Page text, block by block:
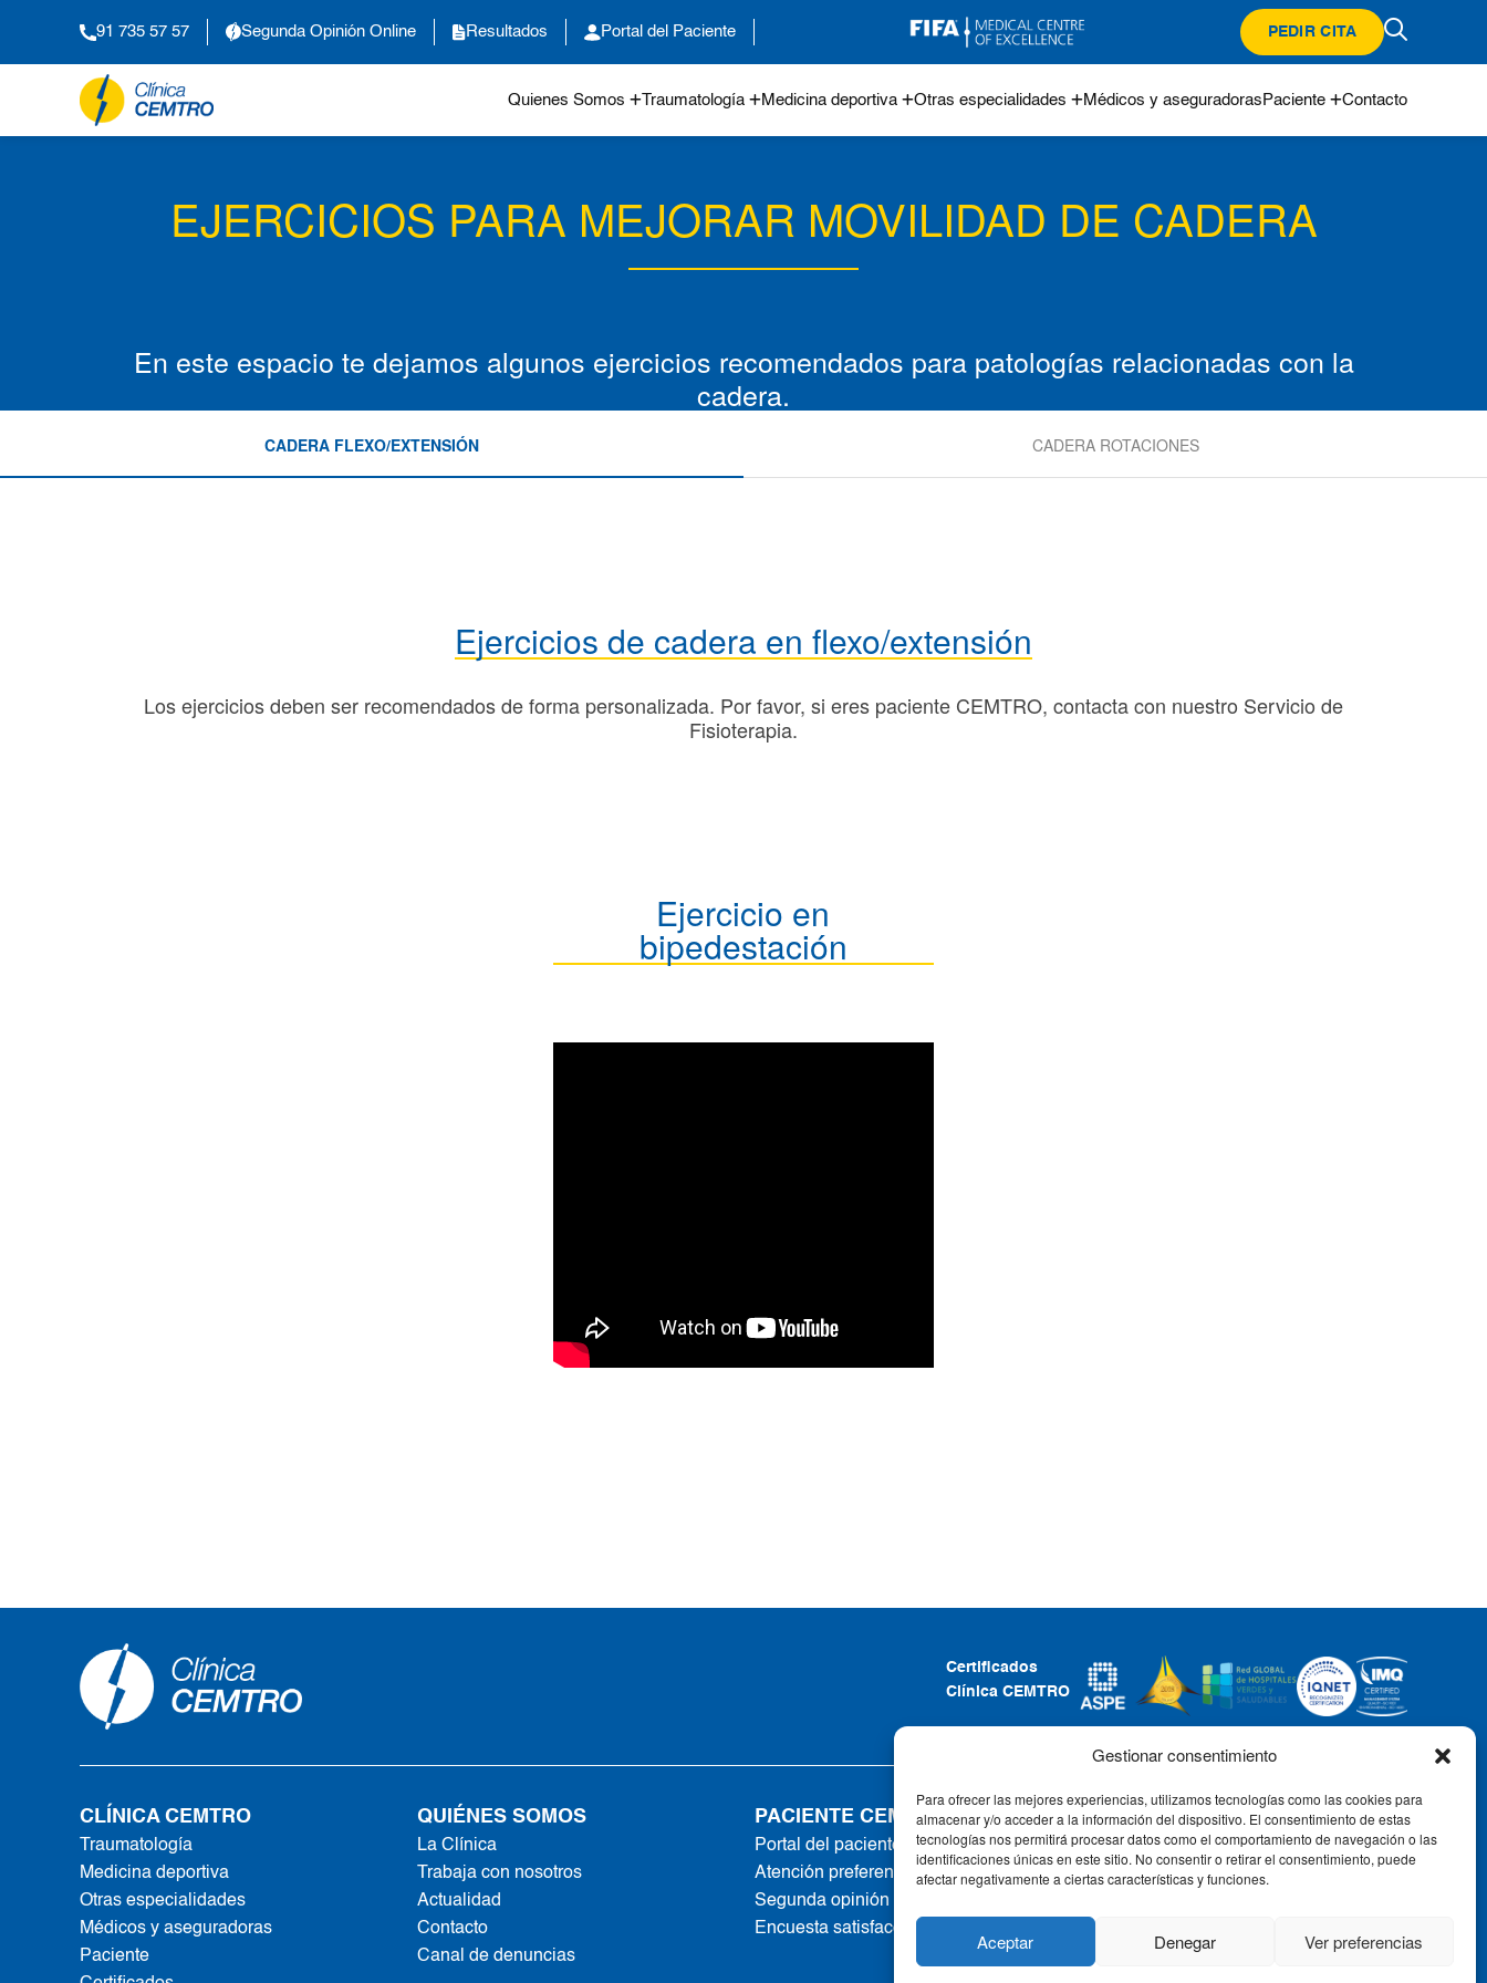
Gestionar consentimiento
Para ofrecer las mejores experiencias, utilizamos tecnologías como las cookies para
almacenar y/o acceder a la información del dispositivo. El consentimiento de estas
tecnologías nos permitirá procesar datos como el comportamiento de navegación o las
identificaciones únicas en este sitio. No consentir o retirar el consentimiento, puede
afectar negativamente a ciertas características y funciones.
Aceptar Denegar Ver preferencias
91 735 57 57 Segunda Opinión Online Resultados Portal del Paciente PEDIR CITA
Quienes Somos Traumatología Medicina deportiva Otras especialidades Médicos y aseguradoras Paciente Contacto
EJERCICIOS PARA MEJORAR MOVILIDAD DE CADERA
En este espacio te dejamos algunos ejercicios recomendados para patologías relacionadas con la
cadera.
CADERA FLEXO/EXTENSIÓN CADERA ROTACIONES
Ejercicios de cadera en flexo/extensión
Los ejercicios deben ser recomendados de forma personalizada. Por favor, si eres paciente CEMTRO, contacta con nuestro Servicio de
Fisioterapia.
Ejercicio en
bipedestación
Certificados
Clínica CEMTRO
CLÍNICA CEMTRO
Traumatología
Medicina deportiva
Otras especialidades
Médicos y aseguradoras
Paciente
QUIÉNES SOMOS
La Clínica
Trabaja con nosotros
Actualidad
Contacto
Canal de denuncias
PACIENTE CEMTRO
Portal del paciente
Atención preferente
Segunda opinión online
Encuesta satisfacción
CONTACTO
Tel: +34 91 735 57 57 | Fax: 91 735
57 58